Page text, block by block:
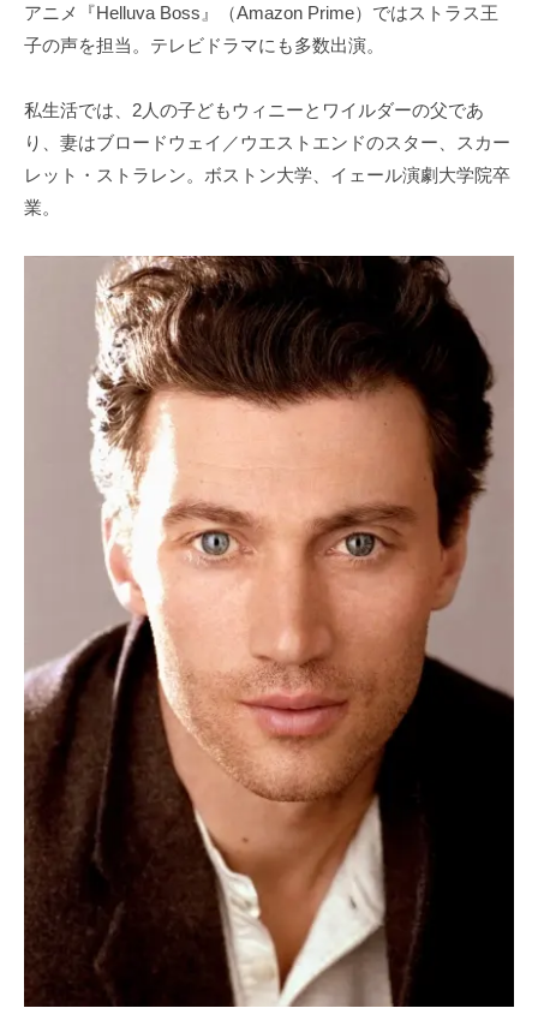
アニメ『Helluva Boss』（Amazon Prime）ではストラス王
子の声を担当。テレビドラマにも多数出演。
私生活では、2人の子どもウィニーとワイルダーの父であ
り、妻はブロードウェイ／ウエストエンドのスター、スカー
レット・ストラレン。ボストン大学、イェール演劇大学院卒
業。